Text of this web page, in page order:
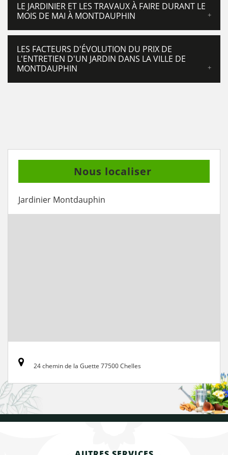
LE JARDINIER ET LES TRAVAUX À FAIRE DURANT LE
MOIS DE MAI À MONTDAUPHIN
LES FACTEURS D'ÉVOLUTION DU PRIX DE
L'ENTRETIEN D'UN JARDIN DANS LA VILLE DE
MONTDAUPHIN
Nous localiser
Jardinier Montdauphin
24 chemin de la Guette 77500 Chelles